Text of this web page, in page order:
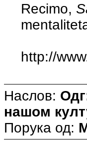
Recimo,
http://
Наслов:
нашом
Порука од: